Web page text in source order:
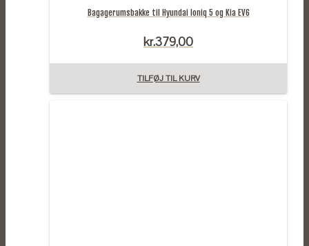
Bagagerumsbakke til Hyundai Ioniq 5 og Kia EV6
kr.379,00
TILFØJ TIL KURV